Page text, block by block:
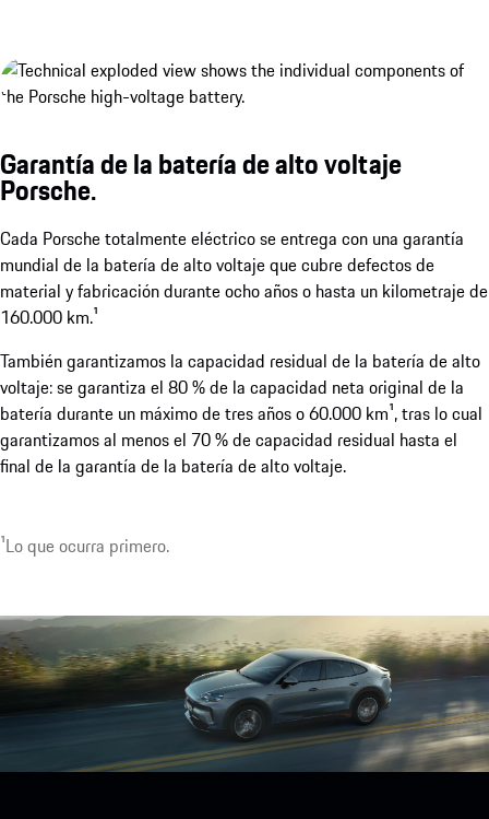
2 tapas de puerto de carga eléctricas.
1Disponible opcionalmente con hasta 22 kW.
Mostrar más
Garantía de la batería de alto voltaje
Porsche.
Cada Porsche totalmente eléctrico se entrega con una garantía
mundial de la batería de alto voltaje que cubre defectos de
material y fabricación durante ocho años o hasta un kilometraje de
160.000 km.¹
También garantizamos la capacidad residual de la batería de alto
voltaje: se garantiza el 80 % de la capacidad neta original de la
batería durante un máximo de tres años o 60.000 km¹, tras lo cual
garantizamos al menos el 70 % de capacidad residual hasta el
final de la garantía de la batería de alto voltaje.
¹Lo que ocurra primero.